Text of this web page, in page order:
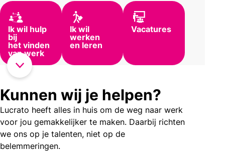
Ik wil hulp
bij
het vinden
van werk
Ik wil
werken
en leren
Vacatures
Kunnen wij je helpen?
Lucrato heeft alles in huis om de weg naar werk
voor jou gemakkelijker te maken. Daarbij richten
we ons op je talenten, niet op de
belemmeringen.